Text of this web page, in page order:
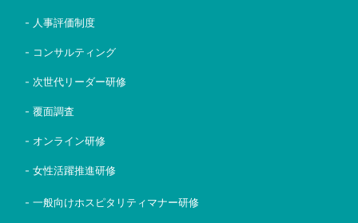
- 人事評価制度
- コンサルティング
- 次世代リーダー研修
- 覆面調査
- オンライン研修
- 女性活躍推進研修
- 一般向けホスピタリティマナー研修